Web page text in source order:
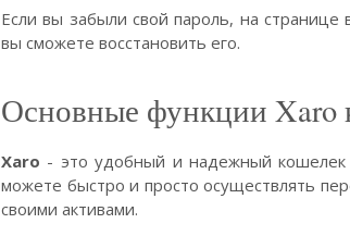
Если вы забыли свой пароль, на странице
вы сможете восстановить его.
Основные функции Xaro
Xaro - это удобный и надежный
можете быстро и просто осуществлять
своими активами.